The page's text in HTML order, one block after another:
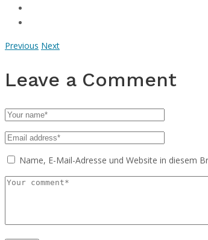
Previous Next
Leave a Comment
Name, E-Mail-Adresse und Website in diesem